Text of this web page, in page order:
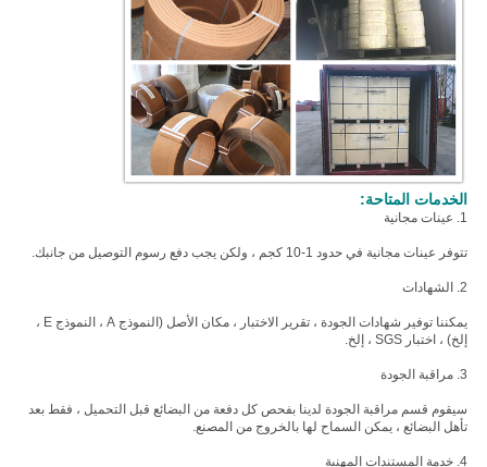
الخدمات المتاحة:
1. عينات مجانية
تتوفر عينات مجانية في حدود 1-10 كجم ، ولكن يجب دفع رسوم التوصيل من جانبك.
2. الشهادات
يمكننا توفير شهادات الجودة ، تقرير الاختبار ، مكان الأصل (النموذج A ، النموذج E ،
إلخ) ، اختبار SGS ، إلخ.
3. مراقبة الجودة
سيقوم قسم مراقبة الجودة لدينا بفحص كل دفعة من البضائع قبل التحميل ، فقط بعد
تأهل البضائع ، يمكن السماح لها بالخروج من المصنع.
4. خدمة المستندات المهنية